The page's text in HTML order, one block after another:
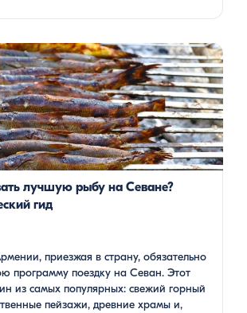
стало настоящим погружением …
приезжая в страну, обязательно
поездку на Севан. Этот
самых популярных: свежий горный
пейзажи, древние храмы и, конечно
На Севане можно посетить Севанаванк
IX века, расположенный на
Айраванк, который менее известен, но
лучшую рыбу на Севане?
гид
приезжая в страну, обязательно
программу поездку на Севан. Этот
из самых популярных: свежий горный
пейзажи, древние храмы и,